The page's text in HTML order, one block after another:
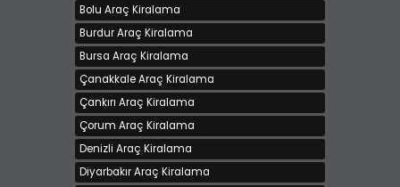
Bolu Araç Kiralama
Burdur Araç Kiralama
Bursa Araç Kiralama
Çanakkale Araç Kiralama
Çankırı Araç Kiralama
Çorum Araç Kiralama
Denizli Araç Kiralama
Diyarbakır Araç Kiralama